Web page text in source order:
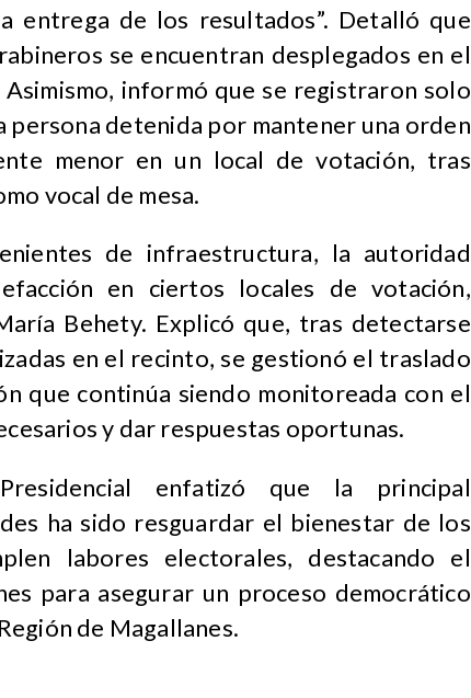
entrega de los resultados”. Detalló que
se encuentran desplegados en el
informó que se registraron solo
persona detenida por mantener una orden
menor en un local de votación, tras
vocal de mesa.
de infraestructura, la autoridad
en ciertos locales de votación,
Behety. Explicó que, tras detectarse
en el recinto, se gestionó el traslado
que continúa siendo monitoreada con el
y dar respuestas oportunas.
enfatizó que la principal
ha sido resguardar el bienestar de los
labores electorales, destacando el
para asegurar un proceso democrático
de Magallanes.